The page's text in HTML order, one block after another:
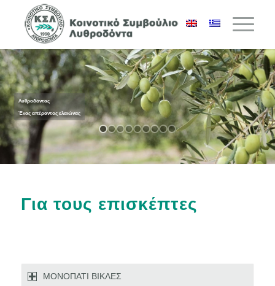
Λυθροδόντας
Ένας απέραντος ελαιώνας
Για τους επισκέπτες
ΜΟΝΟΠΑΤΙ ΒΙΚΛΕΣ